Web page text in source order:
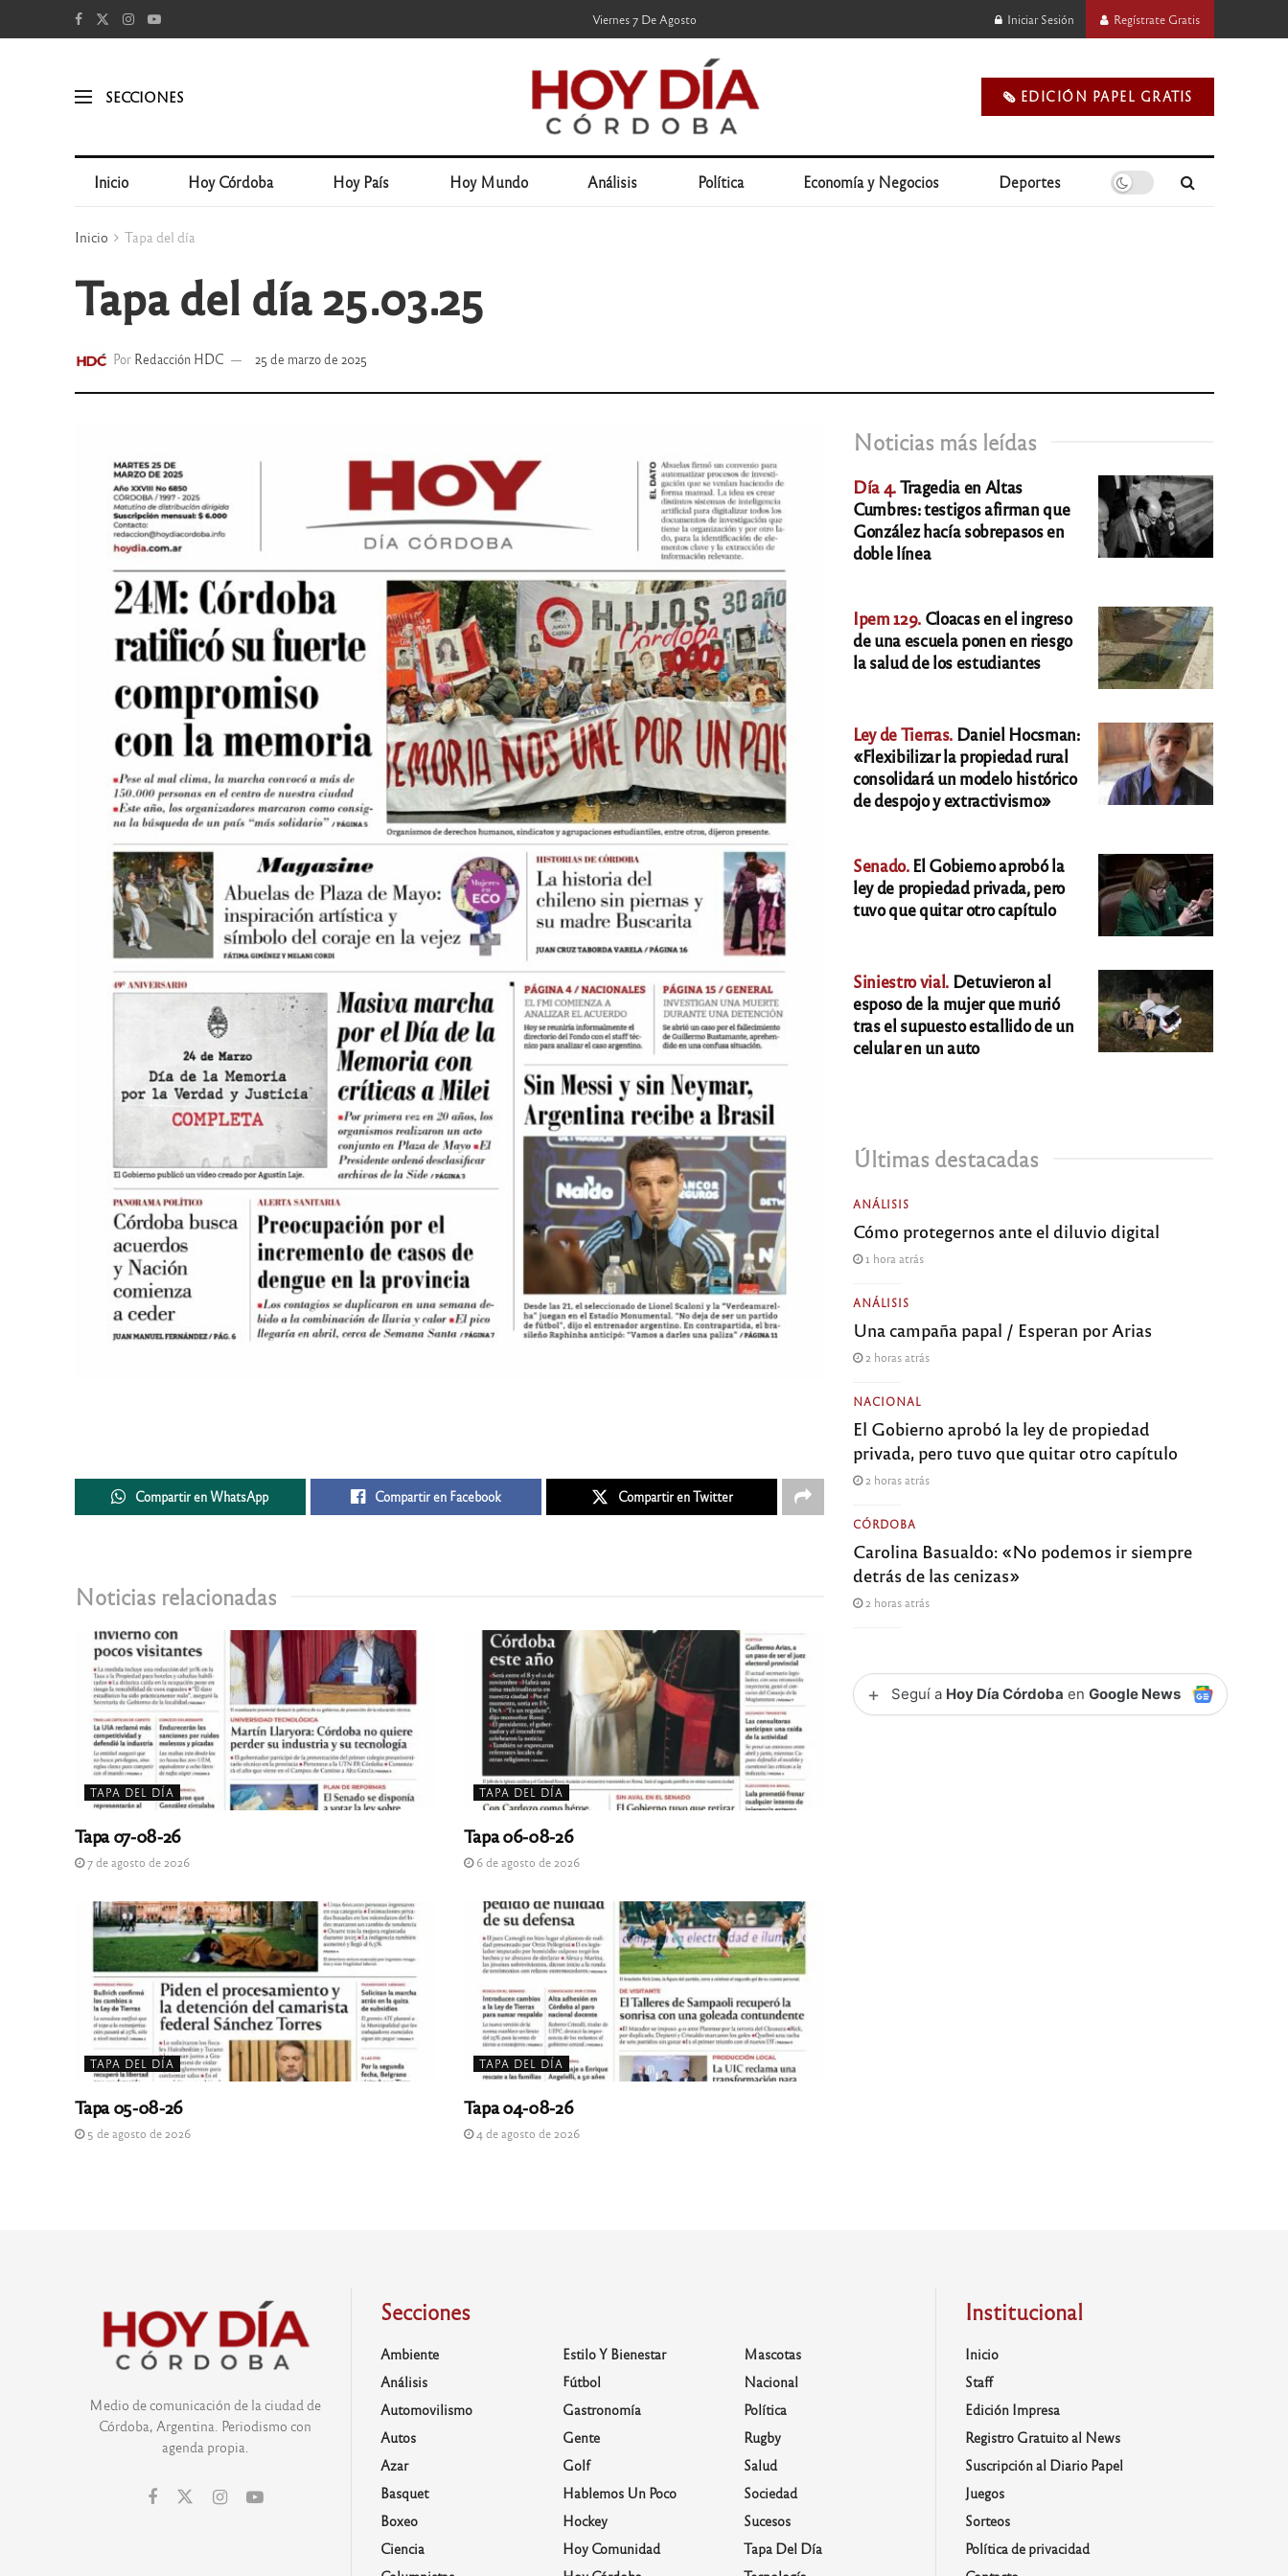
Viernes 7 De Agosto Iniciar Sesión Regístrate Gratis
SECCIONES 🗞️ EDICIÓN PAPEL GRATIS
Inicio Hoy Córdoba Hoy País Hoy Mundo Análisis Política Economía y Negocios Deportes
Inicio Tapa del día
Tapa del día 25.03.25
Por Redacción HDC 25 de marzo de 2025
Compartir en WhatsApp Compartir en Facebook Compartir en Twitter
Noticias relacionadas
TAPA DEL DÍA
Tapa 07-08-26
7 de agosto de 2026
TAPA DEL DÍA
Tapa 06-08-26
6 de agosto de 2026
TAPA DEL DÍA
Tapa 05-08-26
5 de agosto de 2026
TAPA DEL DÍA
Tapa 04-08-26
4 de agosto de 2026
Noticias más leídas
Día 4.Tragedia en Altas
Cumbres: testigos afirman que
González hacía sobrepasos en
doble línea
Ipem 129. Cloacas en el ingreso
de una escuela ponen en riesgo
la salud de los estudiantes
Ley de Tierras. Daniel Hocsman:
«Flexibilizar la propiedad rural
consolidará un modelo histórico
de despojo y extractivismo»
Senado.El Gobierno aprobó la
ley de propiedad privada, pero
tuvo que quitar otro capítulo
Siniestro vial. Detuvieron al
esposo de la mujer que murió
tras el supuesto estallido de un
celular en un auto
Últimas destacadas
ANÁLISIS
Cómo protegernos ante el diluvio digital
1 hora atrás
ANÁLISIS
Una campaña papal / Esperan por Arias
2 horas atrás
NACIONAL
El Gobierno aprobó la ley de propiedad
privada, pero tuvo que quitar otro capítulo
2 horas atrás
CÓRDOBA
Carolina Basualdo: «No podemos ir siempre
detrás de las cenizas»
2 horas atrás
+ Seguí a Hoy Día Córdoba enGoogle News
Medio de comunicación de la ciudad de
Córdoba, Argentina. Periodismo con
agenda propia.
Secciones
Ambiente
Análisis
Automovilismo
Autos
Azar
Basquet
Boxeo
Ciencia
Estilo Y Bienestar
Fútbol
Gastronomía
Gente
Golf
Hablemos Un Poco
Hockey
Hoy Comunidad
Mascotas
Nacional
Política
Rugby
Salud
Sociedad
Sucesos
Tapa Del Día
Institucional
Inicio
Staff
Edición Impresa
Registro Gratuito al News
Suscripción al Diario Papel
Juegos
Sorteos
Política de privacidad